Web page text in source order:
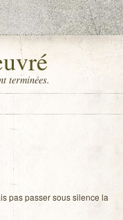
terminées.
pas pas­ser sous silence la